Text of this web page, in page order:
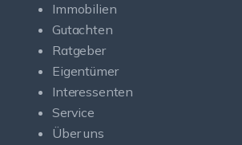
Immobilien
Gutachten
Ratgeber
Eigentümer
Interessenten
Service
Über uns